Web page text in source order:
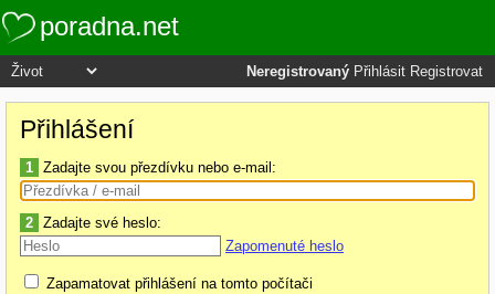
poradna.net
Neregistrovaný Přihlásit Registrovat
Přihlášení
1 Zadajte svou přezdívku nebo e-mail:
2 Zadajte své heslo:
Zapomenuté heslo
Zapamatovat přihlášení na tomto počítači